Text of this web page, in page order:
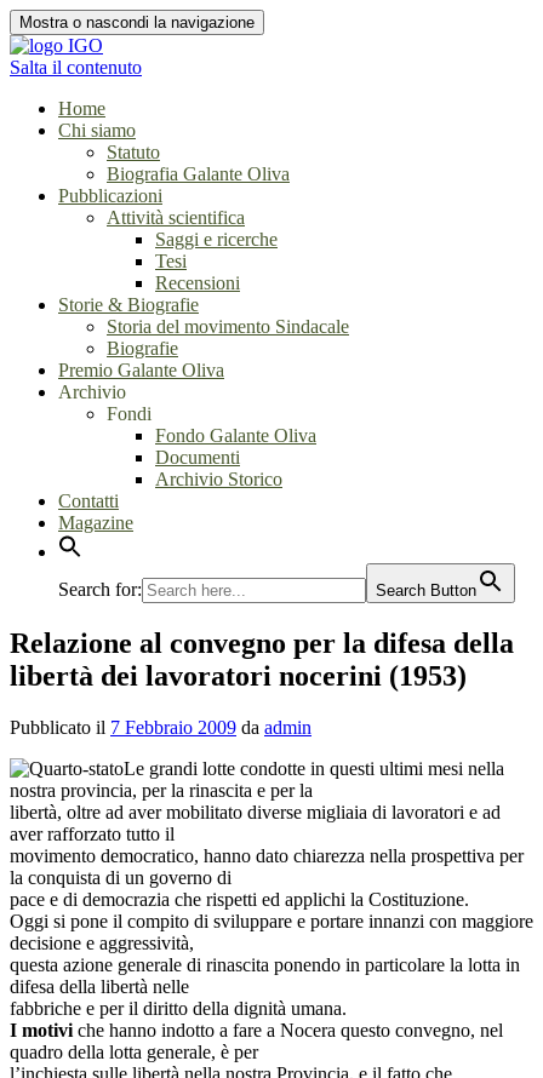
Mostra o nascondi la navigazione
Salta il contenuto
Home
Chi siamo
Statuto
Biografia Galante Oliva
Pubblicazioni
Attività scientifica
Saggi e ricerche
Tesi
Recensioni
Storie & Biografie
Storia del movimento Sindacale
Biografie
Premio Galante Oliva
Archivio
Fondi
Fondo Galante Oliva
Documenti
Archivio Storico
Contatti
Magazine
Search for: Search Button
Relazione al convegno per la difesa della
libertà dei lavoratori nocerini (1953)
Pubblicato il 7 Febbraio 2009 da admin
Le grandi lotte condotte in questi ultimi mesi nella
nostra provincia, per la rinascita e per la
libertà, oltre ad aver mobilitato diverse migliaia di lavoratori e ad
aver rafforzato tutto il
movimento democratico, hanno dato chiarezza nella prospettiva per
la conquista di un governo di
pace e di democrazia che rispetti ed applichi la Costituzione.
Oggi si pone il compito di sviluppare e portare innanzi con maggiore
decisione e aggressività,
questa azione generale di rinascita ponendo in particolare la lotta in
difesa della libertà nelle
fabbriche e per il diritto della dignità umana.
I motivi che hanno indotto a fare a Nocera questo convegno, nel
quadro della lotta generale, è per
l’inchiesta sulle libertà nella nostra Provincia, e il fatto che